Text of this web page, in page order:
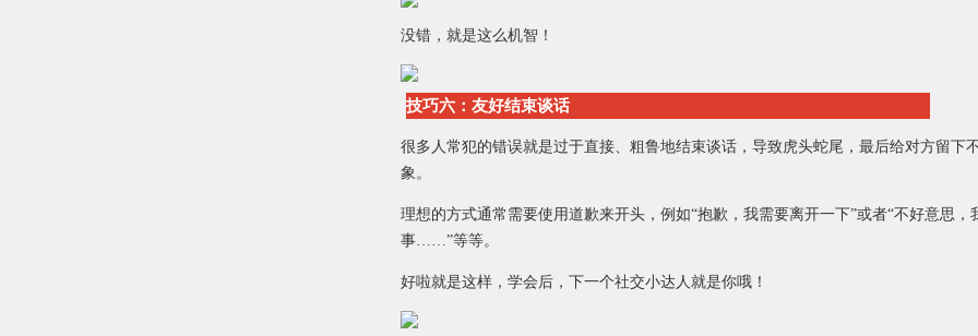
没错，就是这么机智！
技巧六：友好结束谈话
很多人常犯的错误就是过于直接、粗鲁地结束谈话，导致虎头蛇尾，最后给对方留下
象。
理想的方式通常需要使用道歉来开头，例如“抱歉，我需要离开一下”或者“不好意思，
事……”等等。
好啦就是这样，学会后，下一个社交小达人就是你哦！